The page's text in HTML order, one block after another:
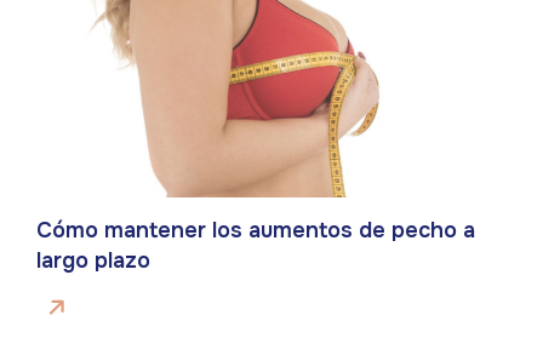
Cómo mantener los aumentos de pecho a
largo plazo